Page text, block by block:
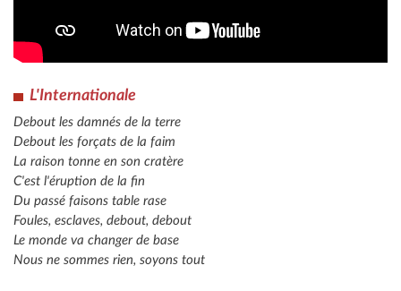
L'Internationale
Debout les damnés de la terre
Debout les forçats de la faim
La raison tonne en son cratère
C'est l'éruption de la fin
Du passé faisons table rase
Foules, esclaves, debout, debout
Le monde va changer de base
Nous ne sommes rien, soyons tout